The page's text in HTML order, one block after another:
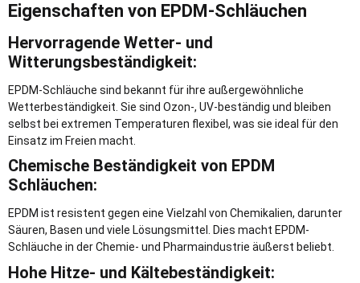
Eigenschaften von EPDM-Schläuchen
Hervorragende Wetter- und
Witterungsbeständigkeit:
EPDM-Schläuche sind bekannt für ihre außergewöhnliche
Wetterbeständigkeit. Sie sind Ozon-, UV-beständig und bleiben
selbst bei extremen Temperaturen flexibel, was sie ideal für den
Einsatz im Freien macht.
Chemische Beständigkeit von EPDM
Schläuchen:
EPDM ist resistent gegen eine Vielzahl von Chemikalien, darunter
Säuren, Basen und viele Lösungsmittel. Dies macht EPDM-
Schläuche in der Chemie- und Pharmaindustrie äußerst beliebt.
Hohe Hitze- und Kältebeständigkeit: